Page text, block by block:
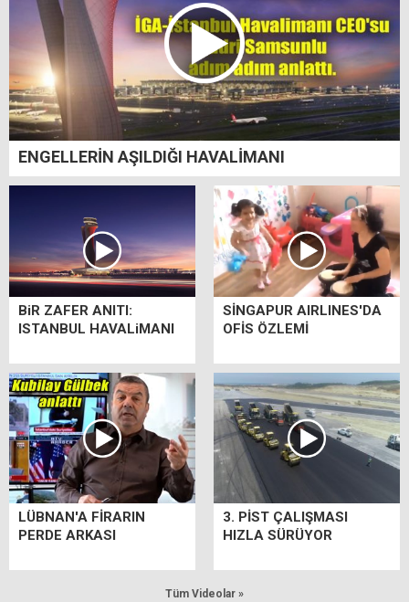
ENGELLERİN AŞILDIĞI HAVALİMANI
BiR ZAFER ANITI:
ISTANBUL HAVALiMANI
SİNGAPUR AIRLINES'DA
OFİS ÖZLEMİ
LÜBNAN'A FİRARIN
PERDE ARKASI
3. PİST ÇALIŞMASI
HIZLA SÜRÜYOR
Tüm Videolar »